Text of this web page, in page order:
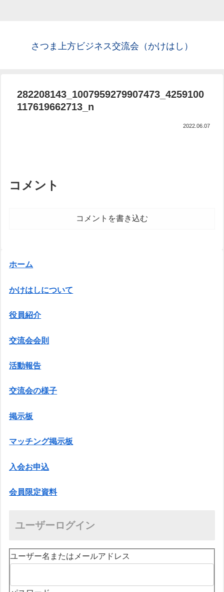
さつま上方ビジネス交流会（かけはし）
282208143_1007959279907473_4259100
117619662713_n
2022.06.07
コメント
コメントを書き込む
ホーム
かけはしについて
役員紹介
交流会会則
活動報告
交流会の様子
掲示板
マッチング掲示板
入会お申込
会員限定資料
ユーザーログイン
ユーザー名またはメールアドレス